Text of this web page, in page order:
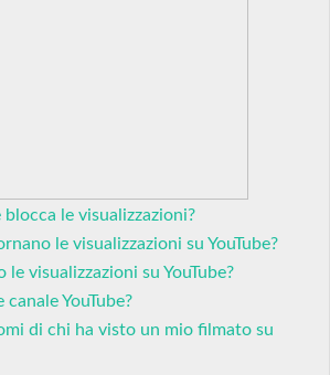
blocca le visualizzazioni?
le visualizzazioni su YouTube?
le visualizzazioni su YouTube?
YouTube?
di chi ha visto un mio filmato su